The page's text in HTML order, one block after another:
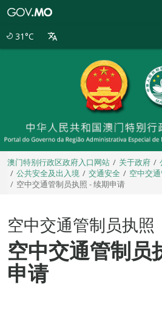
31°C
澳门特别行政区政府入口网站 关于政府
公共安全及出入境
交通安全
空中交
空中交通管制员执照 - 续期申请
空中交通管制员执照
空中交通管制员
申请